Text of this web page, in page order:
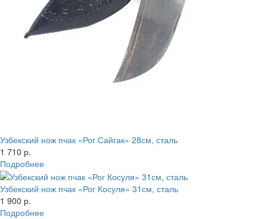
Узбекский нож пчак «Рог Сайгак» 28см, сталь
1 710 р.
Подробнее
Узбекский нож пчак «Рог Косуля» 31см, сталь
1 900 р.
Подробнее